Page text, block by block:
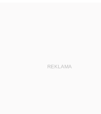
REKLAMA